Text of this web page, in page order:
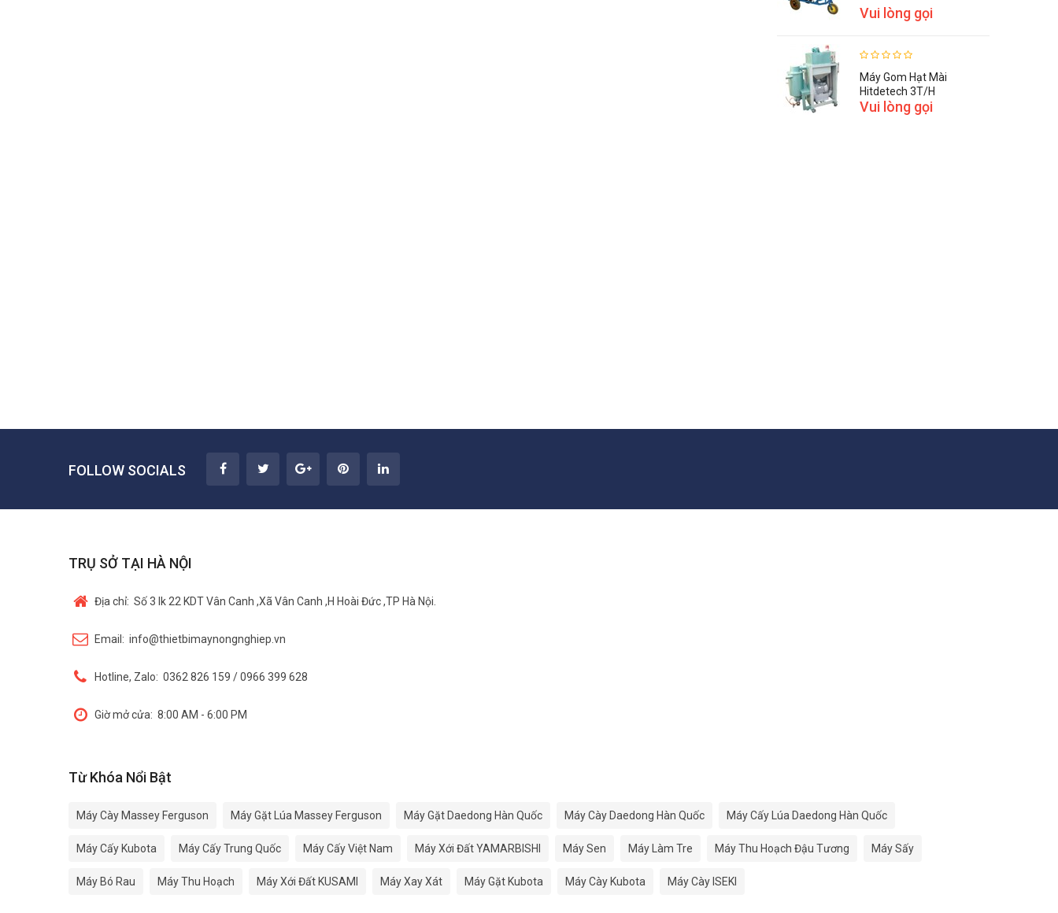
Vui lòng gọi
Máy Gom Hạt Mài
Hitdetech 3T/h
Vui lòng gọi
FOLLOW SOCIALS
TRỤ SỞ TẠI HÀ NỘI
Địa chỉ: Số 3 lk 22 KDT Vân Canh ,Xã Vân Canh ,H Hoài Đức ,TP Hà Nội.
Email: info@thietbimaynongnghiep.vn
Hotline, Zalo: 0362 826 159 / 0966 399 628
Giờ mở cửa: 8:00 AM - 6:00 PM
Từ Khóa Nổi Bật
Máy Cày Massey Ferguson Máy Gặt Lúa Massey Ferguson Máy Gặt Daedong Hàn Quốc Máy Cày Daedong Hàn Quốc Máy Cấy Lúa Daedong Hàn Quốc
Máy Cấy Kubota Máy Cấy Trung Quốc Máy Cấy Việt Nam Máy Xới Đất YAMARBISHI Máy Sen Máy Làm Tre Máy Thu Hoạch Đậu Tương Máy Sấy
Máy Bó Rau Máy Thu Hoạch Máy Xới Đất KUSAMI Máy Xay Xát Máy Gặt Kubota Máy Cày Kubota Máy Cày ISEKI